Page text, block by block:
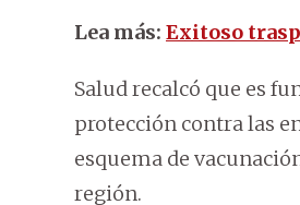
Lea más: Exitoso
Salud recalcó que es
protección contra las
esquema de
región.